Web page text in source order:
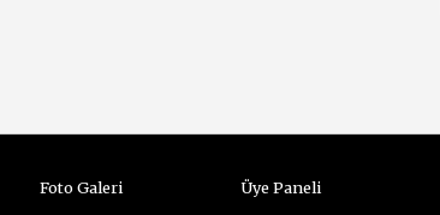
Foto Galeri
Üye Paneli